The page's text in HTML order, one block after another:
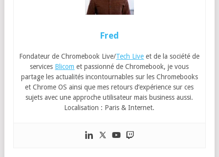
Fred
Fondateur de Chromebook Live/Tech Live et de la société de
services Blicom et passionné de Chromebook, je vous
partage les actualités incontournables sur les Chromebooks
et Chrome OS ainsi que mes retours d’expérience sur ces
sujets avec une approche utilisateur mais business aussi.
Localisation : Paris & Internet.